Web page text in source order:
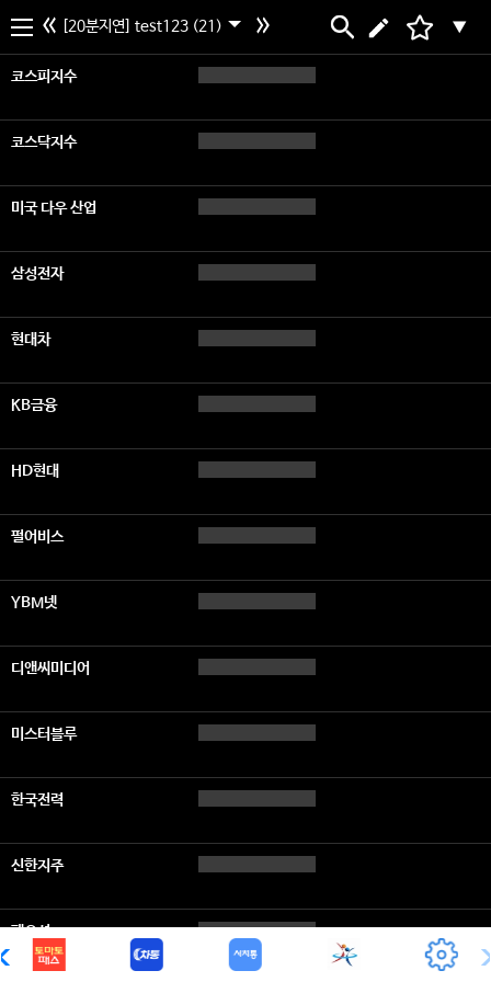
[20분지연] test123 (21) ▼
코스피지수
코스닥지수
미국 다우 산업
삼성전자
현대차
KB금융
HD현대
펄어비스
YBM넷
디앤씨미디어
미스터블루
한국전력
신한지주
팬오션